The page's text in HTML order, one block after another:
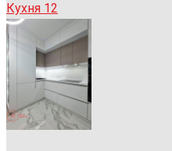
Кухня 12